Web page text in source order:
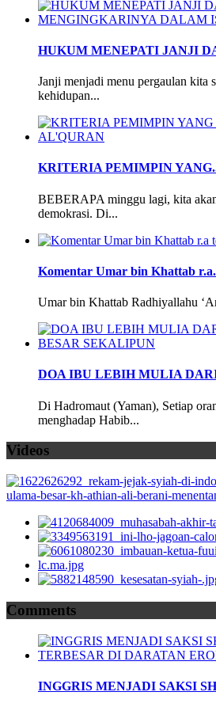
HUKUM MENEPATI JANJI
Janji menjadi menu pergaulan kita
kehidupan...
KRITERIA PEMIMPIN
BEBERAPA minggu lagi, kita
demokrasi. Di...
Komentar Umar bin Khattab
Umar bin Khattab Radhiyallahu
DOA IBU LEBIH MULIA
Di Hadromaut (Yaman), Setiap
menghadap Habib...
Videos
Comments
INGGRIS MENJADI SAKSI